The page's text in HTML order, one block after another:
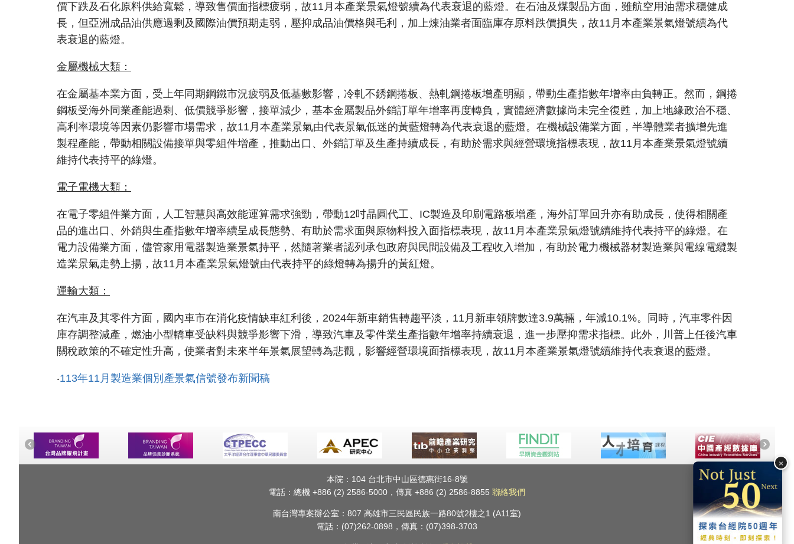
×
價下跌及石化原料供給寬鬆，導致售價面指標疲弱，故11月本產業景氣燈號續為代表衰退的藍燈。在石油及煤製品方面，雖航空用油需求穩健成
長，但亞洲成品油供應過剩及國際油價預期走弱，壓抑成品油價格與毛利，加上煉油業者面臨庫存原料跌價損失，故11月本產業景氣燈號續為代
表衰退的藍燈。
金屬機械大類：
在金屬基本業方面，受上年同期鋼鐵市況疲弱及低基數影響，冷軋不銹鋼捲板、熱軋鋼捲板增產明顯，帶動生產指數年增率由負轉正。然而，鋼捲
鋼板受海外同業產能過剩、低價競爭影響，接單減少，基本金屬製品外銷訂單年增率再度轉負，實體經濟數據尚未完全復甦，加上地緣政治不穩、
高利率環境等因素仍影響市場需求，故11月本產業景氣由代表景氣低迷的黃藍燈轉為代表衰退的藍燈。在機械設備業方面，半導體業者擴增先進
製程產能，帶動相關設備接單與零組件增產，推動出口、外銷訂單及生產持續成長，有助於需求與經營環境指標表現，故11月本產業景氣燈號續
維持代表持平的綠燈。
電子電機大類：
在電子零組件業方面，人工智慧與高效能運算需求強勁，帶動12吋晶圓代工、IC製造及印刷電路板增產，海外訂單回升亦有助成長，使得相關產
品的進出口、外銷與生產指數年增率續呈成長態勢、有助於需求面與原物料投入面指標表現，故11月本產業景氣燈號續維持代表持平的綠燈。在
電力設備業方面，儘管家用電器製造業景氣持平，然隨著業者認列承包政府與民間設備及工程收入增加，有助於電力機械器材製造業與電線電纜製
造業景氣走勢上揚，故11月本產業景氣燈號由代表持平的綠燈轉為揚升的黃紅燈。
運輸大類：
在汽車及其零件方面，國內車市在消化疫情缺車紅利後，2024年新車銷售轉趨平淡，11月新車領牌數達3.9萬輛，年減10.1%。同時，汽車零件因
庫存調整減產，燃油小型轎車受缺料與競爭影響下滑，導致汽車及零件業生產指數年增率持續衰退，進一步壓抑需求指標。此外，川普上任後汽車
關稅政策的不確定性升高，使業者對未來半年景氣展望轉為悲觀，影響經營環境面指標表現，故11月本產業景氣燈號續維持代表衰退的藍燈。
‧113年11月製造業個別產景氣信號發布新聞稿
本院：104 台北市中山區德惠街16-8號
電話：總機 +886 (2) 2586-5000，傳真 +886 (2) 2586-8855 聯絡我們
南台灣專案辦公室：807 高雄市三民區民族一路80號2樓之1 (A11室)
電話：(07)262-0898，傳真：(07)398-3703